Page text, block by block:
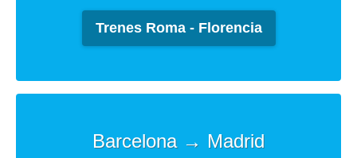
Trenes Roma - Florencia
Barcelona → Madrid